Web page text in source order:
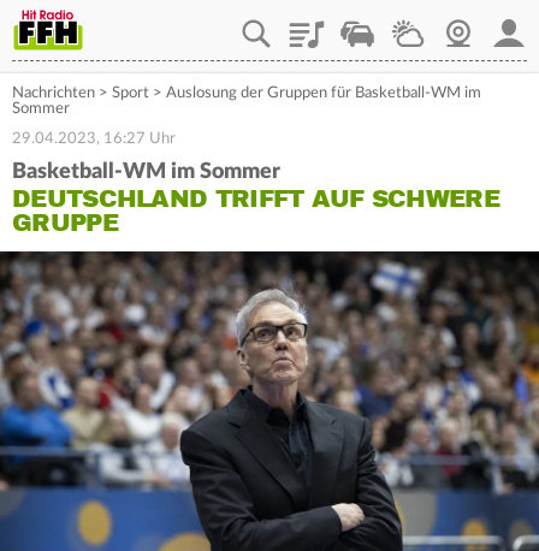
PlaylistStaupilotWetterWebcam
Nachrichten > Sport > Auslosung der Gruppen für Basketball-WM im
Sommer
29.04.2023, 16:27 Uhr
Basketball-WM im Sommer
DEUTSCHLAND TRIFFT AUF SCHWERE
GRUPPE